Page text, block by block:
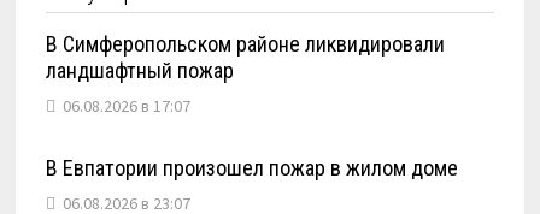
В Симферопольском районе ликвидировали
ландшафтный пожар
06.08.2026 в 17:07
В Евпатории произошел пожар в жилом доме
06.08.2026 в 23:07